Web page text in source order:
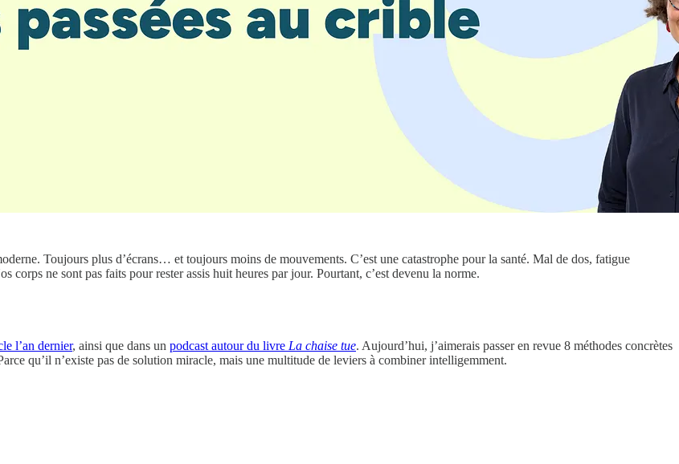
Toujours plus d’écrans… et toujours moins de mouvements. C’est une catastrophe pour la santé. Mal de dos, fatigue
ne sont pas faits pour rester assis huit heures par jour. Pourtant, c’est devenu la norme.
l’an dernier, ainsi que dans un podcast autour du livre La chaise tue. Aujourd’hui, j’aimerais passer en revue 8 méthodes concrètes
qu’il n’existe pas de solution miracle, mais une multitude de leviers à combiner intelligemment.